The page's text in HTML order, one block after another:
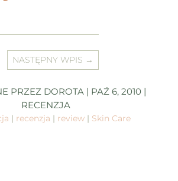
NASTĘPNY WPIS →
PRZEZ DOROTA | PAŹ 6, 2010 |
RECENZJA
| recenzja | review| Skin Care